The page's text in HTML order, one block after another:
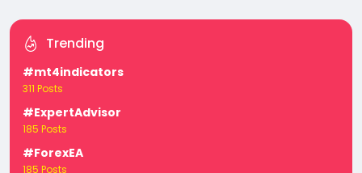
Trending
#mt4indicators
311 Posts
#ExpertAdvisor
185 Posts
#ForexEA
185 Posts